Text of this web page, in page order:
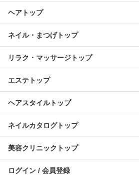
ヘアトップ
ネイル・まつげトップ
リラク・マッサージトップ
エステトップ
ヘアスタイルトップ
ネイルカタログトップ
美容クリニックトップ
ログイン / 会員登録